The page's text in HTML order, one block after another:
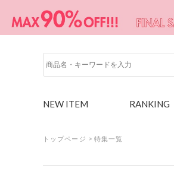
NEW ITEM RANKING
トップページ > 特集一覧